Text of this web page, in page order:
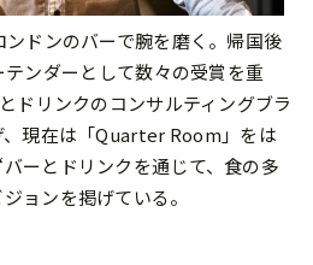
ドンのバーで腕を磨く。帰国後
ンダーとして数々の受賞を重
ドリンクのコンサルティングブラ
、現在は「Quarter Room」をは
ーとドリンクを通じて、⾷の多
ョンを掲げている。